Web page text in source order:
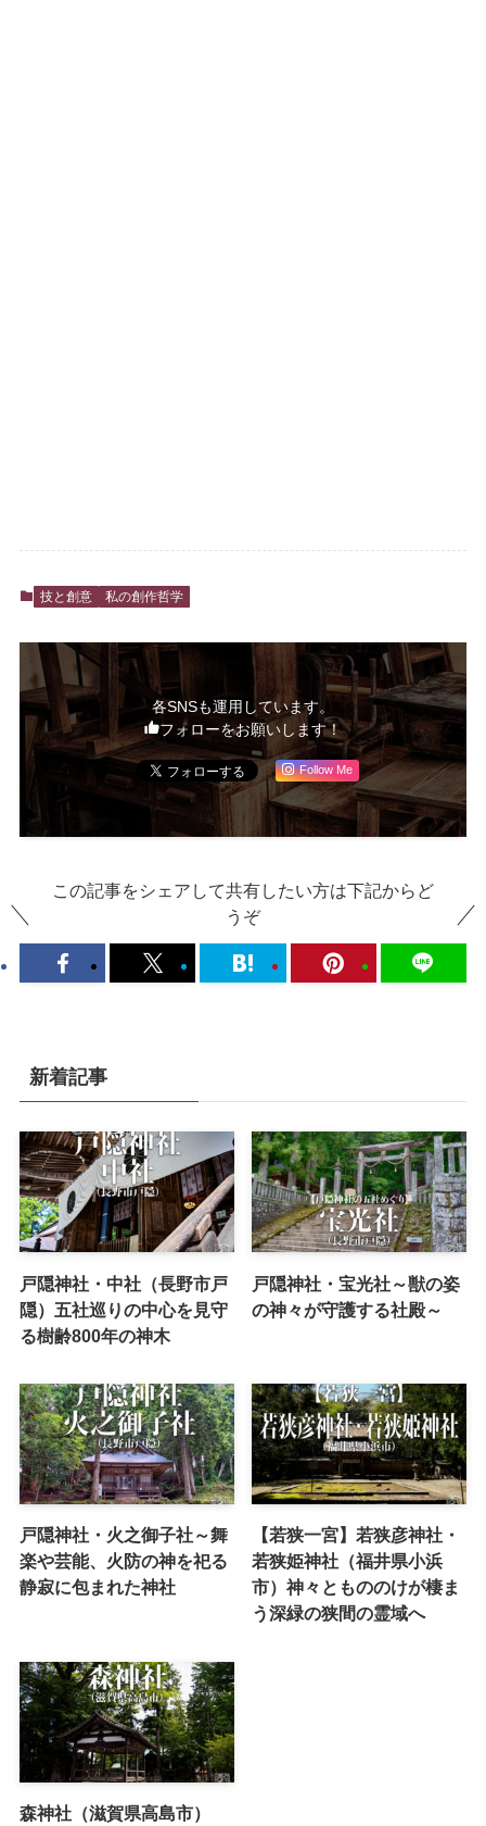
技と創意 私の創作哲学
各SNSも運用しています。
フォローをお願いします！
Follow Me
この記事をシェアして共有したい方は下記からど
うぞ
新着記事
戸隠神社・中社（長野市戸
隠）五社巡りの中心を見守
る樹齢800年の神木
戸隠神社・宝光社～獣の姿
の神々が守護する社殿～
戸隠神社・火之御子社～舞
楽や芸能、火防の神を祀る
静寂に包まれた神社
【若狭一宮】若狭彦神社・
若狭姫神社（福井県小浜
市）神々ともののけが棲ま
う深緑の狭間の霊域へ
森神社（滋賀県高島市）